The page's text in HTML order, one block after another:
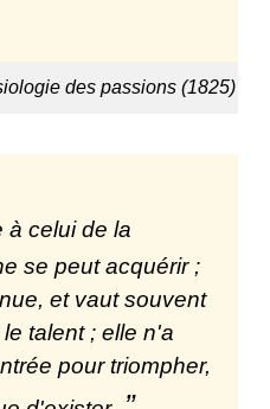
des passions (1825)
à celui de la
se peut acquérir ;
et vaut souvent
talent ; elle n'a
pour triompher,